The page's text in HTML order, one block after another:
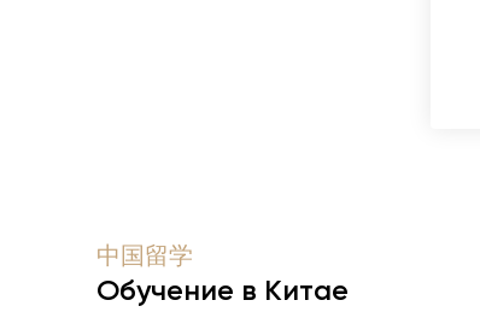
中国留学
Обучение в Китае